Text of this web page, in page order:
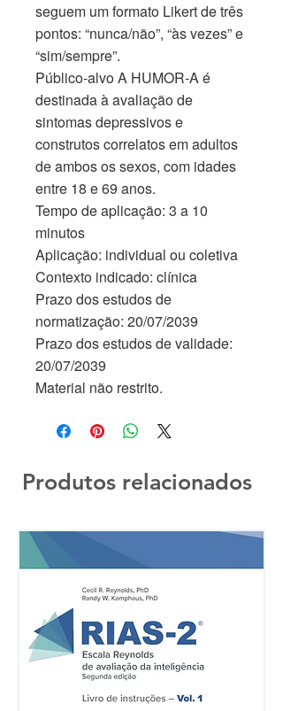
seguem um formato Likert de três
pontos: “nunca/não”, “às vezes” e
“sim/sempre”.
Público-alvo A HUMOR-A é
destinada à avaliação de
sintomas depressivos e
construtos correlatos em adultos
de ambos os sexos, com idades
entre 18 e 69 anos.
Tempo de aplicação: 3 a 10
minutos
Aplicação: individual ou coletiva
Contexto indicado: clínica
Prazo dos estudos de
normatização: 20/07/2039
Prazo dos estudos de validade:
20/07/2039
Material não restrito.
Produtos relacionados